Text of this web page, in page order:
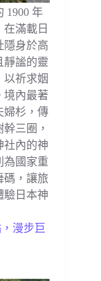
1900 年
滿載日
隱身於高
靜謐的靈
以祈求姻
境內最著
婦杉，傳
三圈，
社內的神
為國家重
碼，讓旅
驗日本神
漫步巨